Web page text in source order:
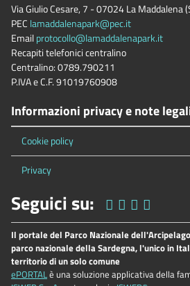
Via Giulio Cesare, 7 - 07024 La Maddalena
PEC lamaddalenapark@pec.it
Emailprotocollo@lamaddalenapark.it
Recapiti telefonici centralino
Centralino: 0789.790211
P.IVA e C.F. 91019760908
Informazioni privacy e note
Cookie policy
Privacy
Seguici su:
Il portale del Parco Nazionale
parco nazionale della Sardegna, l'unico in
territorio di un solo comune
ePORTALè una soluzione applicativa della